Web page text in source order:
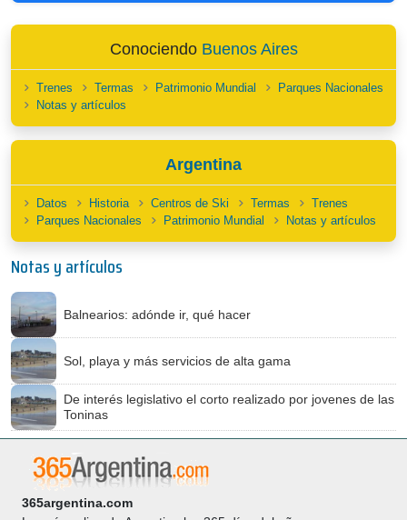
Conociendo Buenos Aires
Trenes Termas Patrimonio Mundial
Parques Nacionales
Notas y artículos
Argentina
Datos Historia Centros de Ski Termas
Trenes
Parques Nacionales
Patrimonio Mundial Notas y artículos
Notas y artículos
Balnearios: adónde ir, qué hacer
Sol, playa y más servicios de alta gama
De interés legislativo el corto realizado por jovenes de las
Toninas
365argentina.com